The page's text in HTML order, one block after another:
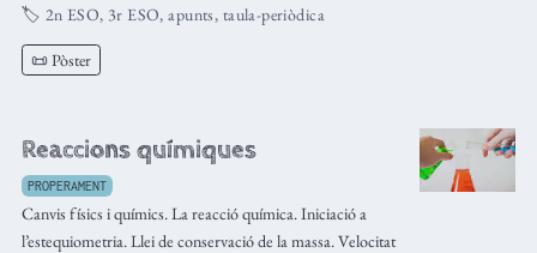
🏷️ 2n ESO, 3r ESO,apunts, taula-periòdica
📜 Pòster
Reaccions químiques
PROPERAMENT
Canvis físics i químics. La reacció química. Iniciació a
l’estequiometria. Llei de conservació de la massa. Velocitat